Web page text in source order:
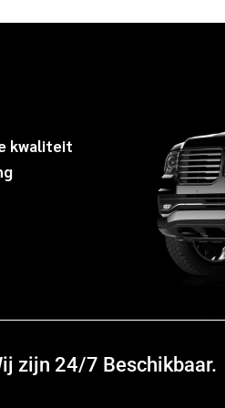
kwaliteit
zijn 24/7 Beschikbaar.